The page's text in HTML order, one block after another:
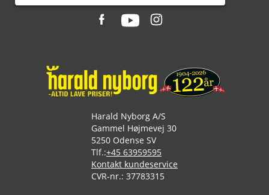
Harald Nyborg A/S
Gammel Højmevej 30
5250 Odense SV
Tlf.:+45 63959595
Kontakt kundeservice
CVR-nr.: 37783315